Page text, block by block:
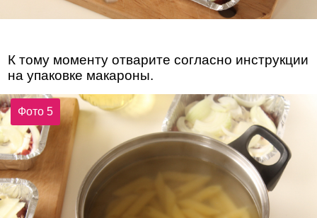
К тому моменту отварите согласно инструкции
на упаковке макароны.
Фото 5